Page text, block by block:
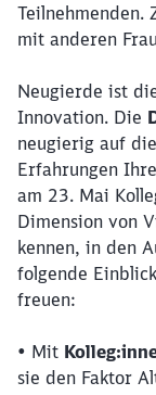
Teilnehmenden.
mit anderen
Neugierde ist
Innovation. Die
neugierig auf
Erfahrungen
am 23. Mai
Dimension von
kennen, in den
folgende
freuen:
• Mit
sie den Faktor